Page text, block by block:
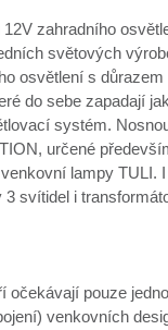
zahradního
světových
osvětlení s
do sebe zapadají
systém.
určené
lampy TULI.
svítidel i
pouze
venkovních